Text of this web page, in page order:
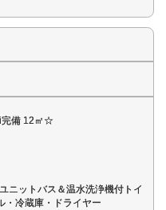
完備 12㎡☆
ニットバス＆温水洗浄機付トイ
・冷蔵庫・ドライヤー